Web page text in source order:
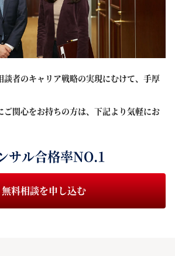
談者のキャリア戦略の実現にむけて、手厚
ご関心をお持ちの方は、下記より気軽にお
サル合格率NO.1
無料相談を申し込む